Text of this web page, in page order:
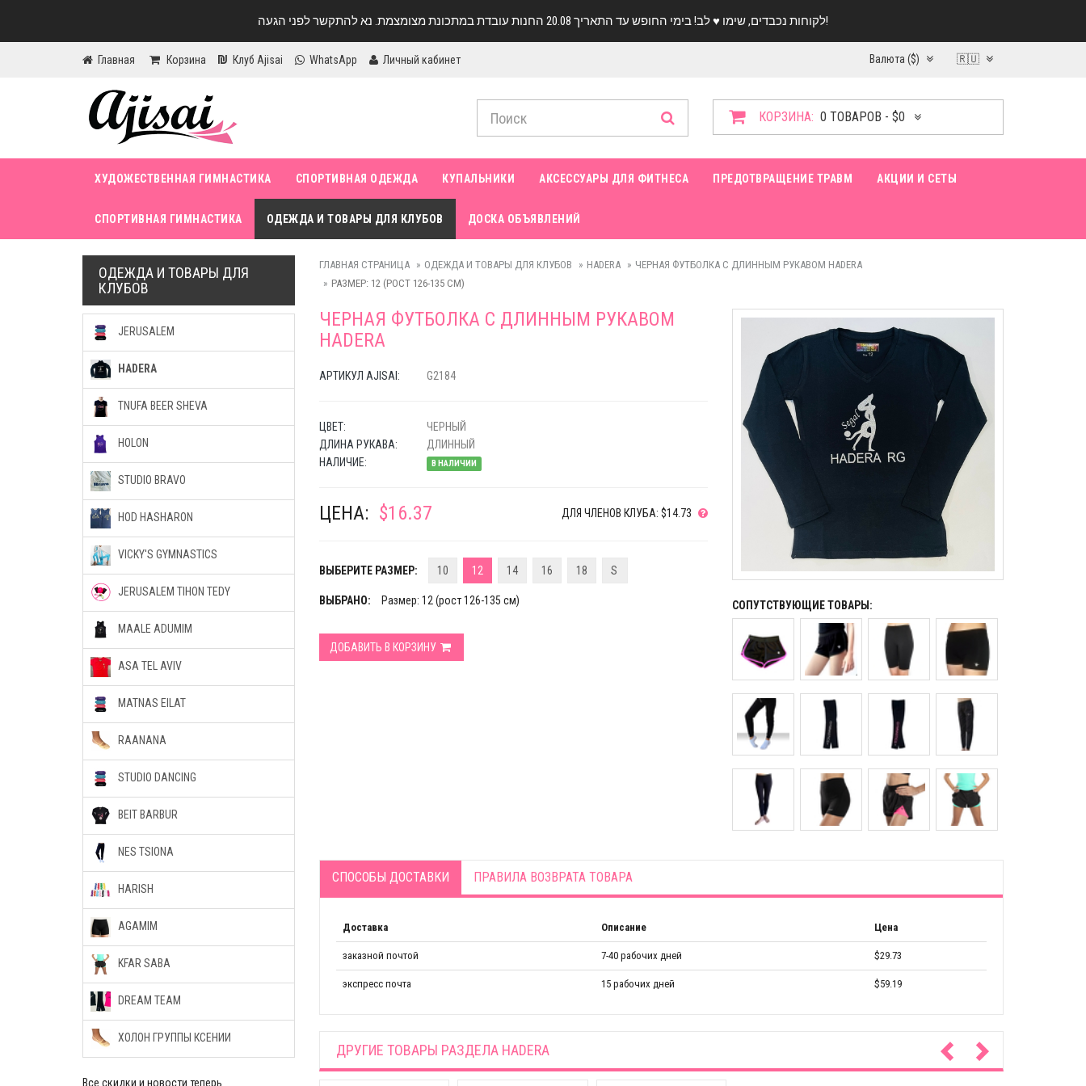
לקוחות נכבדים, שימו ♥️ לב! בימי החופש עד התאריך 20.08 החנות עובדת במתכונת מצומצמת. נא להתקשר לפני הגעה!
Главная Корзина Клуб Ajisai WhatsApp Личный кабинет Валюта ($) 🇷🇺
КОРЗИНА: 0 ТОВАРОВ - $0
ХУДОЖЕСТВЕННАЯ ГИМНАСТИКА СПОРТИВНАЯ ОДЕЖДА КУПАЛЬНИКИ АКСЕССУАРЫ ДЛЯ ФИТНЕСА ПРЕДОТВРАЩЕНИЕ ТРАВМ АКЦИИ И СЕТЫ
СПОРТИВНАЯ ГИМНАСТИКА ОДЕЖДА И ТОВАРЫ ДЛЯ КЛУБОВ ДОСКА ОБЪЯВЛЕНИЙ
ГЛАВНАЯ СТРАНИЦА ОДЕЖДА И ТОВАРЫ ДЛЯ КЛУБОВ HADERA
ЧЕРНАЯ ФУТБОЛКА С ДЛИННЫМ РУКАВОМ HADERA
РАЗМЕР: 12 (РОСТ 126-135 СМ)
СОПУТСТВУЮЩИЕ ТОВАРЫ:
ЧЕРНАЯ ФУТБОЛКА С ДЛИННЫМ РУКАВОМ
HADERA
АРТИКУЛ AJISAI: G2184
ЦВЕТ:
ЧЕРНЫЙ
ДЛИНА РУКАВА:
ДЛИННЫЙ
НАЛИЧИЕ:
В НАЛИЧИИ
ЦЕНА: $16.37 ДЛЯ ЧЛЕНОВ КЛУБА: $14.73
ВЫБЕРИТЕ РАЗМЕР: 10 12 14 16 18 S
ВЫБРАНО: Размер: 12 (рост 126-135 см)
ДОБАВИТЬ В КОРЗИНУ
СПОСОБЫ ДОСТАВКИ ПРАВИЛА ВОЗВРАТА ТОВАРА
Доставка Описание Цена
заказной почтой 7-40 рабочих дней $29.73
экспресс почта 15 рабочих дней $59.19
ДРУГИЕ ТОВАРЫ РАЗДЕЛА HADERA
ОДЕЖДА И ТОВАРЫ ДЛЯ
КЛУБОВ
JERUSALEM
HADERA
TNUFA BEER SHEVA
HOLON
STUDIO BRAVO
HOD HASHARON
VICKY'S GYMNASTICS
JERUSALEM TIHON TEDY
MAALE ADUMIM
ASA TEL AVIV
MATNAS EILAT
RAANANA
STUDIO DANCING
BEIT BARBUR
NES TSIONA
HARISH
AGAMIM
KFAR SABA
DREAM TEAM
ХОЛОН ГРУППЫ КСЕНИИ
Все скидки и новости теперь